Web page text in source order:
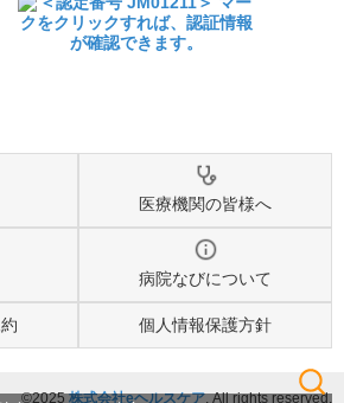
医療機関の皆様へ
病院なびについて
個人情報保護方針
©2025 株式会社eヘルスケア, All rights reserved.